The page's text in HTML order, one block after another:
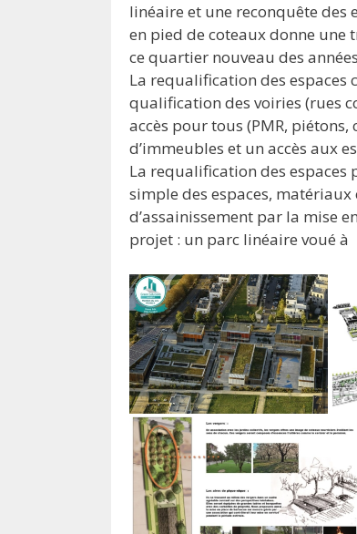
linéaire et une reconquête des
en pied de coteaux donne une
ce quartier nouveau des
La requalification des espaces
qualification des voiries (rues
accès pour tous (PMR,
d’immeubles et un accès aux
La requalification des espaces
simple des espaces,
d’assainissement par la mise
projet : un parc linéaire voué à